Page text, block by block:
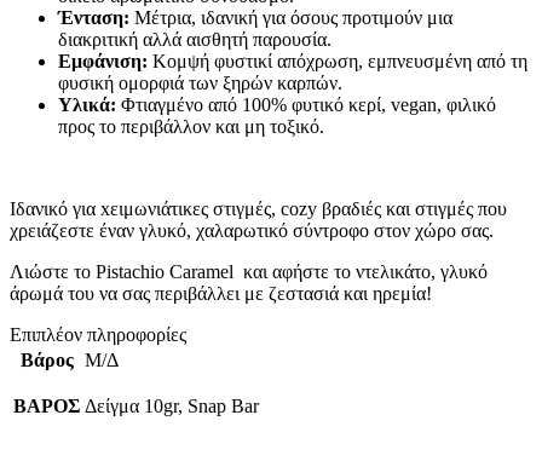
Ένταση: Μέτρια, ιδανική για όσους προτιμούν μια
διακριτική αλλά αισθητή παρουσία.
Εμφάνιση: Κομψή φυστικί απόχρωση, εμπνευσμένη από τη
φυσική ομορφιά των ξηρών καρπών.
Υλικά: Φτιαγμένο από 100% φυτικό κερί, vegan, φιλικό
προς το περιβάλλον και μη τοξικό.
Ιδανικό για xειμωνιάτικες στιγμές, cozy βραδιές και στιγμές που
χρειάζεστε έναν γλυκό, χαλαρωτικό σύντροφο στον χώρο σας.
Λιώστε το Pistachio Caramel και αφήστε το ντελικάτο, γλυκό
άρωμά του να σας περιβάλλει με ζεστασιά και ηρεμία!
Επιπλέον πληροφορίες
Βάρος Μ/Δ
ΒΑΡΟΣ Δείγμα 10gr, Snap Bar